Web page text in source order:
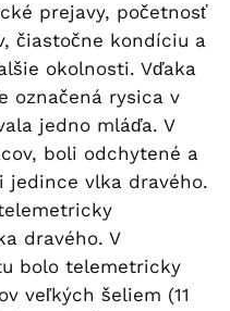
prejavy, početnosť
čiastočne kondíciu a
okolnosti. Vďaka
označená rysica v
jedno mláďa. V
boli odchytené a
jedince vlka dravého.
dravého. V
bolo telemetricky
veľkých šeliem (11